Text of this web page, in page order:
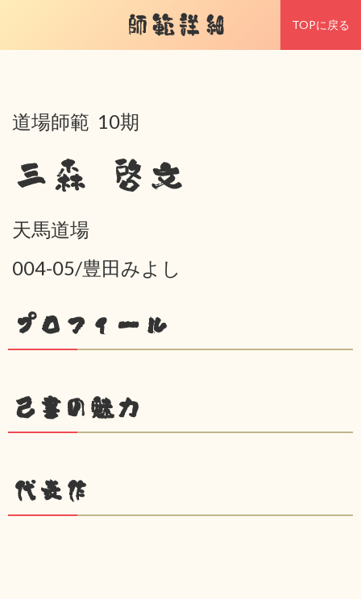
師範詳細 TOPに戻る
道場師範 10期
三森 啓文
天馬道場
004-05/豊田みよし
プロフィール
己書の魅力
代表作